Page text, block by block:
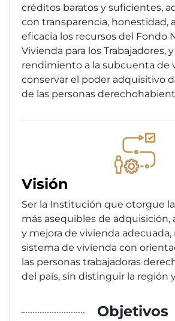
créditos baratos y suficientes,
con transparencia, honestidad,
eficacia los recursos del Fondo
Vivienda para los Trabajadores,
rendimiento a la subcuenta de
conservar el poder adquisitivo
de las personas
Visión
Ser la Institución que otorgue
más asequibles de
y mejora de vivienda
sistema de vivienda con
las personas trabajadoras
del país, sin distinguir la región
Objetivos